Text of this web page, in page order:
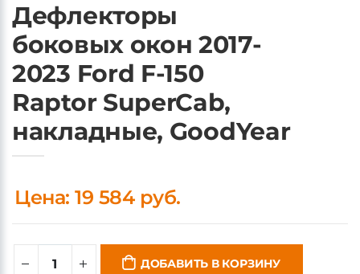
Дефлекторы
боковых окон 2017-
2023 Ford F-150
Raptor SuperCab,
накладные, GoodYear
Цена: 19 584 руб.
ДОБАВИТЬ В КОРЗИНУ